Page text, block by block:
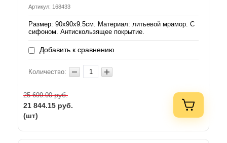
Артикул: 168433
Размер: 90х90х9.5см. Материал: литьевой мрамор. С
сифоном. Антискользящее покрытие.
Добавить к сравнению
Количество:
25 699.00руб.
21 844.15 руб.
(шт)